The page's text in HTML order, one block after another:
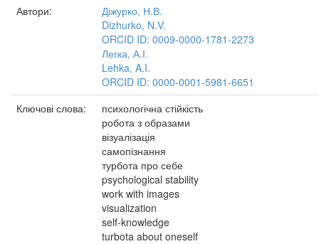
Автори:
Діжурко, Н.В.
Dizhurko, N.V.
ORCID ID: 0009-0000-1781-2273
Легка, А.І.
Lehka, A.I.
ORCID ID: 0000-0001-5981-6651
Ключові слова:
психологічна стійкість
робота з образами
візуалізація
самопізнання
турбота про себе
psychological stability
work with images
visualization
self-knowledge
turbota about oneself